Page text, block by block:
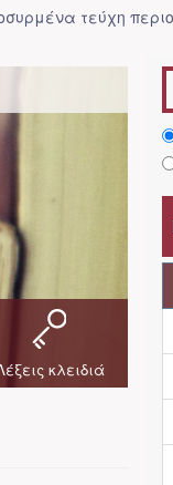
τεύχη
κλειδιά